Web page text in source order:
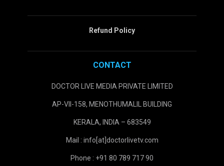
Refund Policy
CONTACT
DOCTOR LIVE MEDIA PRIVATE LIMITED
AP-VII-158, MENOTHUMALIL BUILDING
KERALA, INDIA – 683549
Mail : info[at]doctorlivetv.com
Phone : +91 80 789 717 90